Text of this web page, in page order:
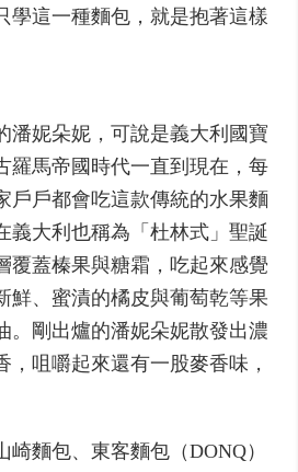
學這一種麵包，就是抱著這樣
潘妮朵妮，可說是義大利國寶
羅馬帝國時代一直到現在，每
戶戶都會吃這款傳統的水果麵
義大利也稱為「杜林式」聖誕
覆蓋榛果與糖霜，吃起來感覺
鮮、蜜漬的橘皮與葡萄乾等果
。剛出爐的潘妮朵妮散發出濃
，咀嚼起來還有一股麥香味，
麵包、東客麵包（DONQ）